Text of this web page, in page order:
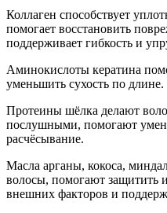
Коллаген способствует
помогает восстановить
поддерживает гибкость и
Аминокислоты кератина
уменьшить сухость по длине.
Протеины шёлка делают
послушными, помогают
расчёсывание.
Масла арганы, кокоса,
волосы, помогают защитить
внешних факторов и